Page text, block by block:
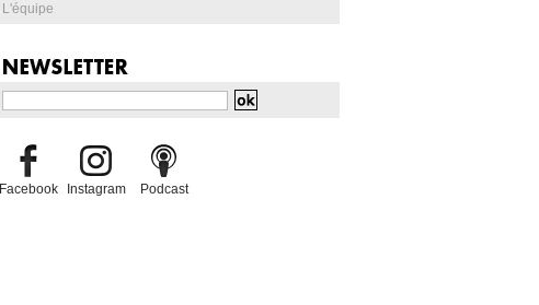
L'équipe
Facebook Instagram Podcast